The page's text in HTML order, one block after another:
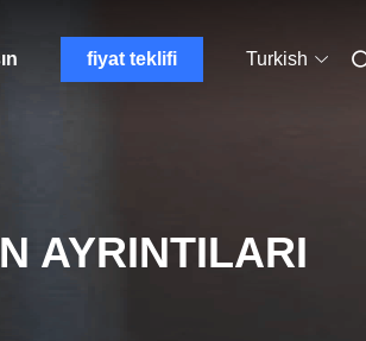
fiyat teklifi Turkish
AYRINTILARI